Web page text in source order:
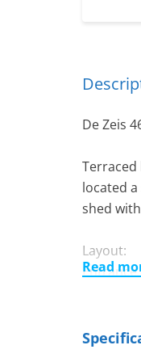
De Zeis
Terraced
located
shed
Layout:
Entrance
1st floor:
Read